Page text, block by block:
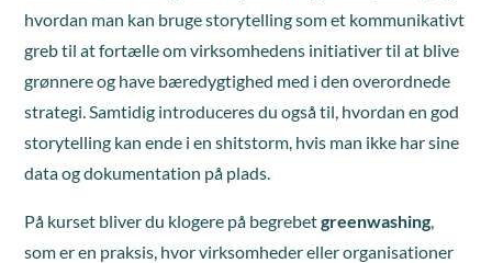
hvordan man kan bruge storytelling som et kommunikativt
greb til at fortælle om virksomhedens initiativer til at blive
grønnere og have bæredygtighed med i den overordnede
strategi. Samtidig introduceres du også til, hvordan en god
storytelling kan ende i en shitstorm, hvis man ikke har sine
data og dokumentation på plads.
På kurset bliver du klogere på begrebetgreenwashing,
som er en praksis, hvor virksomheder eller organisationer